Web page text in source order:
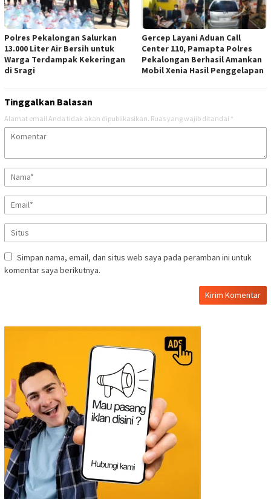
Polres Pekalongan Salurkan
13.000 Liter Air Bersih untuk
Warga Terdampak Kekeringan
di Sragi
Gercep Layani Aduan Call
Center 110, Pamapta Polres
Pekalongan Berhasil Amankan
Mobil Xenia Hasil Penggelapan
Tinggalkan Balasan
Alamat email Anda tidak akan dipublikasikan. Ruas yang wajib ditandai *
Simpan nama, email, dan situs web saya pada peramban ini untuk
komentar saya berikutnya.